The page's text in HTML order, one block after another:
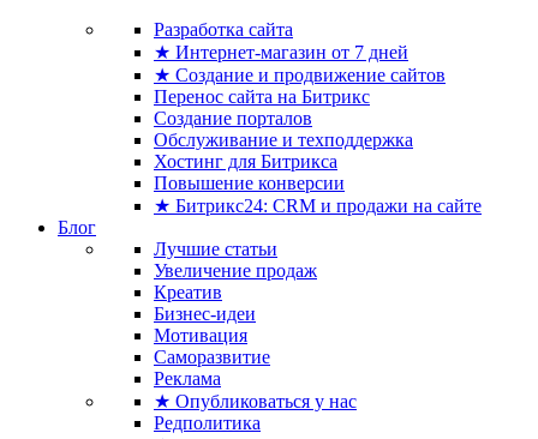
Разработка сайта
★ Интернет-магазин от 7 дней
★ Создание и продвижение сайтов
Перенос сайта на Битрикс
Создание порталов
Обслуживание и техподдержка
Хостинг для Битрикса
Повышение конверсии
★ Битрикс24: CRM и продажи на сайте
Блог
Лучшие статьи
Увеличение продаж
Креатив
Бизнес-идеи
Мотивация
Саморазвитие
Реклама
★ Опубликоваться у нас
Редполитика